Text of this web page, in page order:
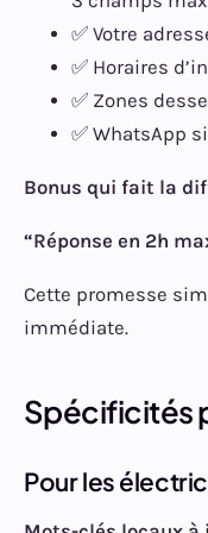
✅ Votre
✅ Horaires
✅ Zones
✅ WhatsApp
Bonus qui fait la
“Réponse en 2h
Cette promesse
immédiate.
Spécificités
Pour les